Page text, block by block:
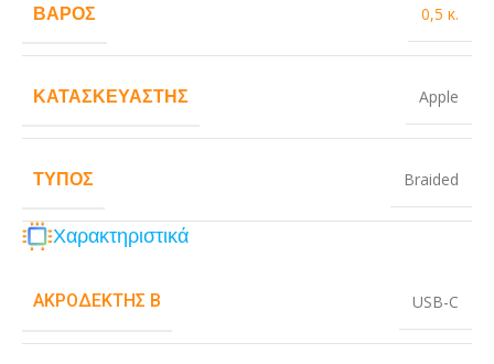
ΒΆΡΟΣ 0,5 κ.
ΚΑΤΑΣΚΕΥΑΣΤΉΣ Apple
ΤΎΠΟΣ Braided
Χαρακτηριστικά
ΑΚΡΟΔΈΚΤΗΣ B USB-C